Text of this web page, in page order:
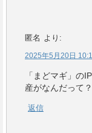
匿名 より:
2025年5月20日
「まどマギ」の
産がなんだって？
返信